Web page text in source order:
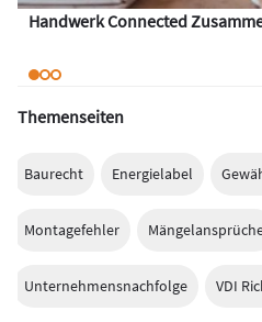
Handwerk Connected
Themenseiten
Baurecht Energielabel
Montagefehler
Unternehmensnachfolge VDI